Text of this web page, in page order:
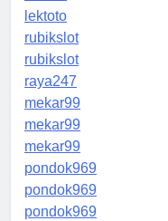
lektoto
rubikslot
rubikslot
raya247
mekar99
mekar99
mekar99
pondok969
pondok969
pondok969